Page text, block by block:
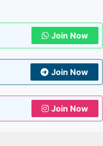
Join Now
Join Now
Join Now